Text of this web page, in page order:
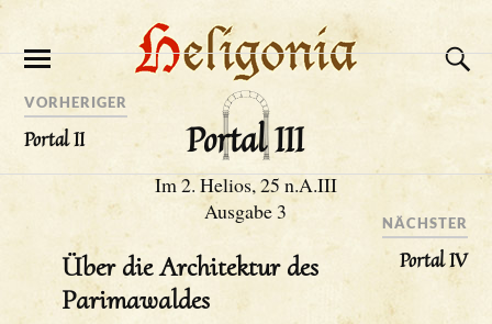
Portal III
Im 2. Helios, 25 n.A.III
Ausgabe 3
Über die Architektur des
Parimawaldes
VORHERIGER
Portal II
NÄCHSTER
Portal IV